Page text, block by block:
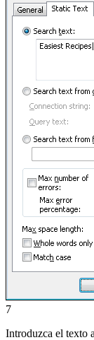
7
Introduzca el texto